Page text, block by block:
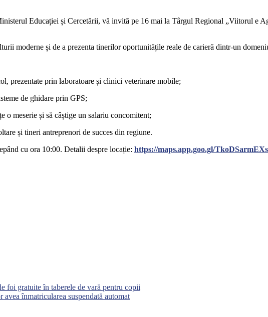
Educației și Cercetării, vă invită pe 16 mai la Târgul Regional „Viitorul e
moderne și de a prezenta tinerilor oportunitățile reale de carieră dintr-un
prezentate prin laboratoare și clinici veterinare mobile;
de ghidare prin GPS;
meserie și să câștige un salariu concomitent;
și tineri antreprenori de succes din regiune.
cu ora 10:00. Detalii despre locație: https://maps.app.goo.gl/
foi gratuite în taberele de vară pentru copii
înmatricularea suspendată automat